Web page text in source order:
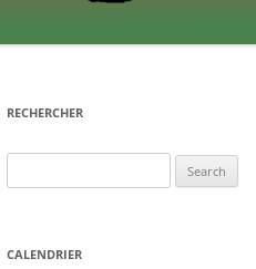
RECHERCHER
for:
CALENDRIER